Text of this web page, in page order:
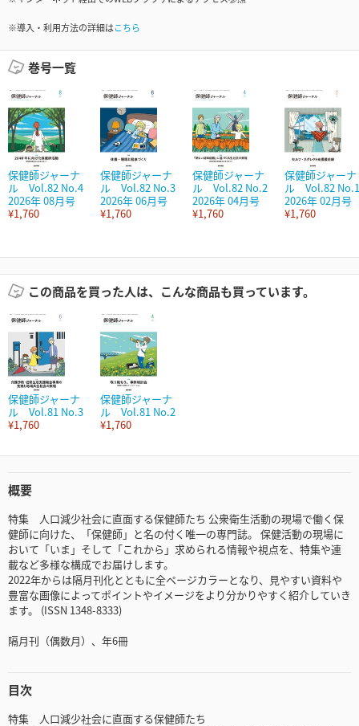
※導入・利用方法の詳細はこちら
巻号一覧
保健師ジャーナ
ル Vol.82 No.4
2026年 08月号
¥1,760
保健師ジャーナ
ル Vol.82 No.3
2026年 06月号
¥1,760
保健師ジャーナ
ル Vol.82 No.2
2026年 04月号
¥1,760
保健師ジャーナ
ル Vol.82 No.1
2026年 02月号
¥1,760
この商品を買った人は、こんな商品も買っています。
保健師ジャーナ
ル Vol.81 No.3
¥1,760
保健師ジャーナ
ル Vol.81 No.2
¥1,760
概要
特集 人口減少社会に直面する保健師たち 公衆衛生活動の現場で働く保
健師に向けた、「保健師」と名の付く唯一の専門誌。 保健活動の現場に
おいて「いま」そして「これから」求められる情報や視点を、特集や連
載など多様な構成でお届けします。
2022年からは隔月刊化とともに全ページカラーとなり、見やすい資料や
豊富な画像によってポイントやイメージをより分かりやすく紹介していき
ます。 (ISSN 1348-8333)
隔月刊（偶数月）、年6冊
目次
特集 人口減少社会に直面する保健師たち